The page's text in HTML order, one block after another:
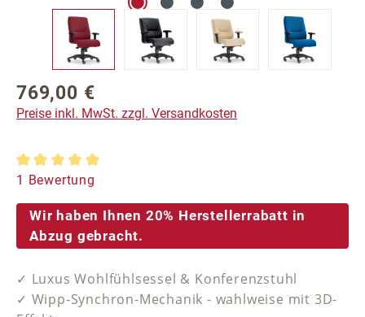
Regulärer Preis:
769,00 €
Preise inkl. MwSt. zzgl. Versandkosten
Durchschnittliche Bewertung von 5 von 5 Sternen
1 Bewertung
Wir haben Ihnen 20% Herstellerrabatt in
Abzug gebracht.
✓ Luxus Wohlfühlsessel & Konferenzstuhl
✓ Wipp-Synchron-Mechanik - wahlweise mit 3D-